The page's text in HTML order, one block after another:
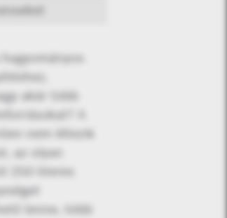
akár több
A
nem létezik
az olyan
250 literes
lenne, több